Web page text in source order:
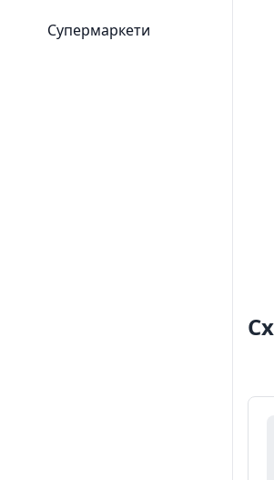
Супермаркети